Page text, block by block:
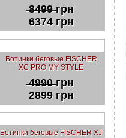
̶8̶4̶9̶9̶ грн
6374 грн
Ботинки беговые FISCHER
XC PRO MY STYLE
̶4̶9̶9̶0̶ грн
2899 грн
Ботинки беговые FISCHER XJ